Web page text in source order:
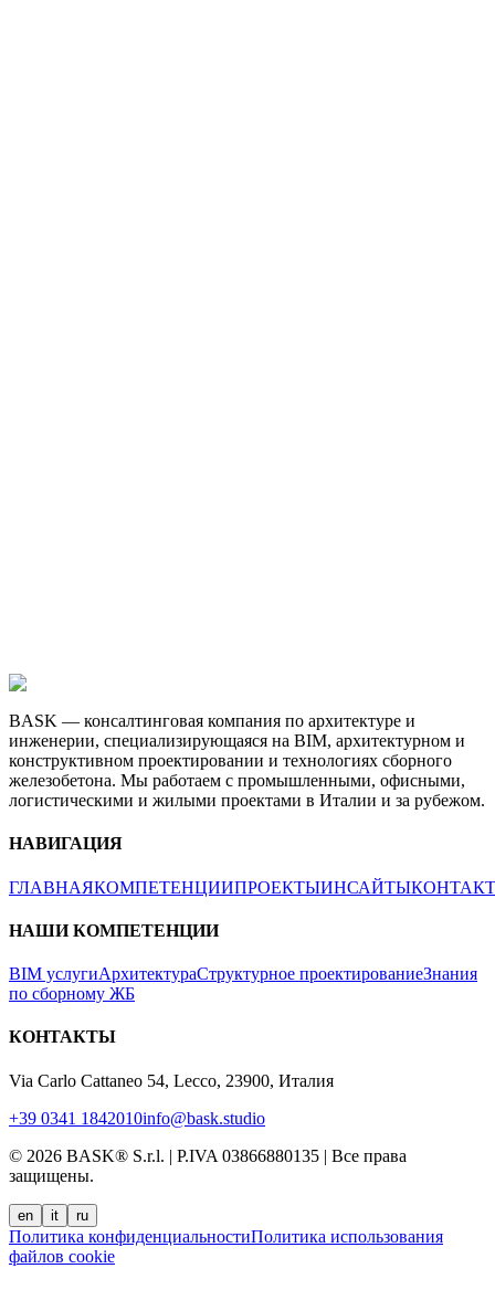
BASK — консалтинговая компания по архитектуре и
инженерии, специализирующаяся на BIM, архитектурном и
конструктивном проектировании и технологиях сборного
железобетона. Мы работаем с промышленными, офисными,
логистическими и жилыми проектами в Италии и за рубежом.
НАВИГАЦИЯ
ГЛАВНАЯКОМПЕТЕНЦИИПРОЕКТЫИНСАЙТЫ
НАШИ КОМПЕТЕНЦИИ
BIM услугиАрхитектураСтруктурное проектированиеЗнания
по сборному ЖБ
КОНТАКТЫ
Via Carlo Cattaneo 54, Lecco, 23900, Италия
+39 0341 1842010info@bask.studio
© 2026 BASK® S.r.l. | P.IVA 03866880135 | Все права
защищены.
en it ru
Политика конфиденциальностиПолитика использования
файлов cookie